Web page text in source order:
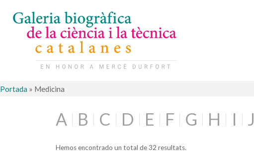
Portada » Medicina
A B C D E F G H I J
Hemos encontrado un total de 32 resultats.